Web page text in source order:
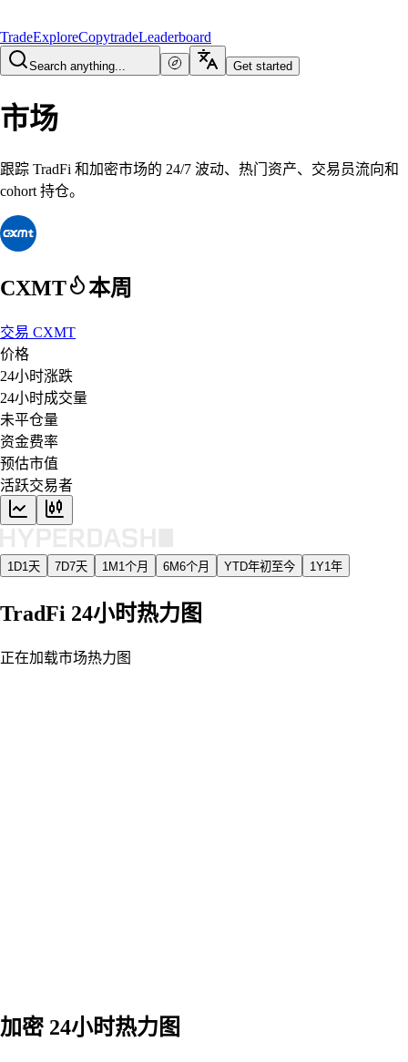
TradeExploreCopytradeLeaderboard
Search anything... Get started
市场
跟踪 TradFi 和加密市场的 24/7 波动、热门资产、交易员流向和
cohort 持仓。
CXMT 本周
交易 CXMT
价格
24小时涨跌
24小时成交量
未平仓量
资金费率
预估市值
活跃交易者
1D1天 7D7天 1M1个月 6M6个月 YTD年初至今 1Y1年
TradFi 24小时热力图
正在加载市场热力图
加密 24小时热力图